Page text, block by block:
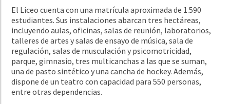
El Liceo cuenta con una matrícula aproximada de 1.590
estudiantes. Sus instalaciones abarcan tres hectáreas,
incluyendo aulas, oficinas, salas de reunión, laboratorios,
talleres de artes y salas de ensayo de música, sala de
regulación, salas de musculación y psicomotricidad,
parque, gimnasio, tres multicanchas a las que se suman,
una de pasto sintético y una cancha de hockey. Además,
dispone de un teatro con capacidad para 550 personas,
entre otras dependencias.